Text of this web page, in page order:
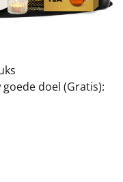
doel (Gratis):